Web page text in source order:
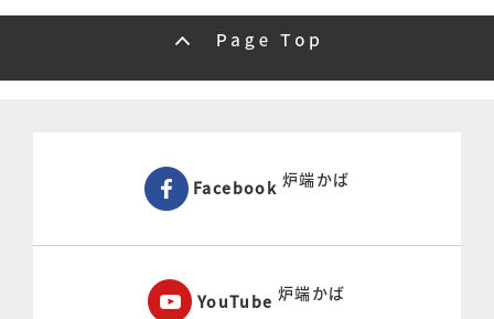
Facebook 炉端かば
YouTube 炉端かば